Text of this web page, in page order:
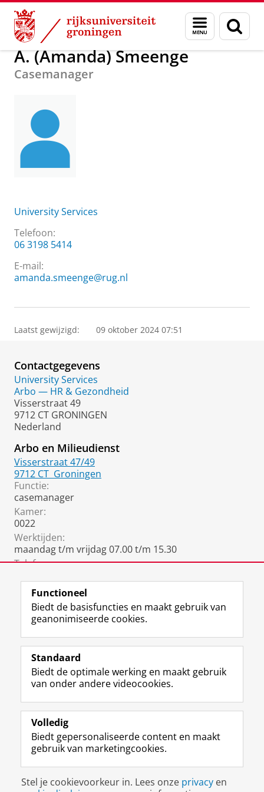
Skip
Content
Skip
Navigation
Menu
en
zoeken
Over ons A. (Amanda) Smeenge
A. (Amanda) Smeenge
Casemanager
University Services
Telefoon:
06 3198 5414
E-mail:
amanda.smeenge@rug.nl
Laatst gewijzigd: 09 oktober 2024 07:51
Contactgegevens
University Services
Arbo — HR & Gezondheid
Visserstraat 49
9712 CT GRONINGEN
Nederland
Arbo en Milieudienst
Visserstraat 47/49
9712 CT Groningen
Functie:
casemanager
Kamer:
0022
Werktijden:
maandag t/m vrijdag 07.00 t/m 15.30
Telefoon:
Volg de RUG
F
a
e
b
o
p
a
i
n
L
i
k
e
I
-
p
g
i
R
S
-
f
e
R
k
s
I
n
t
r
m
c
c
Y
o
T
e
k
a
a
Studiekiezers
Alumni
Over ons
Disclaimer & Copyright
Inloggen
Functioneel
Biedt de basisfuncties en maakt gebruik van
geanonimiseerde cookies.
Standaard
Biedt de optimale werking en maakt gebruik
van onder andere videocookies.
Volledig
Biedt gepersonaliseerde content en maakt
gebruik van marketingcookies.
Stel je cookievoorkeur in. Lees onze privacy en